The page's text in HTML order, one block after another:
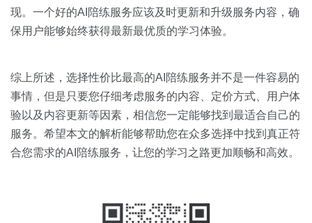
现。一个好的AI陪练服务应该及时更新和升级服务内容，确
保用户能够始终获得最新最优质的学习体验。
综上所述，选择性价比最高的AI陪练服务并不是一件容易的
事情，但是只要您仔细考虑服务的内容、定价方式、用户体
验以及内容更新等因素，相信您一定能够找到最适合自己的
服务。希望本文的解析能够帮助您在众多选择中找到真正符
合您需求的AI陪练服务，让您的学习之路更加顺畅和高效。